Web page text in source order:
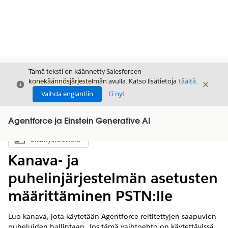
Sulje
Tämä teksti on käännetty Salesforcen
konekäännösjärjestelmän avulla. Katso lisätietoja täältä.
Vaihda englantiin
Ei nyt
Sulje
Agentforce ja Einstein Generative AI
Näytä sisällysluettelo
Sisällysluettelo
Kanava- ja
puhelinjärjestelmän asetusten
määrittäminen PSTN:lle
Luo kanava, jota käytetään Agentforce reititettyjen saapuvien